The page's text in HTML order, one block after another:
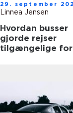
29. september
Linnea Jensen
Hvordan busser
gjorde rejser
tilgængelige for